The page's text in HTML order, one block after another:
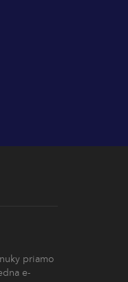
priamo
e-